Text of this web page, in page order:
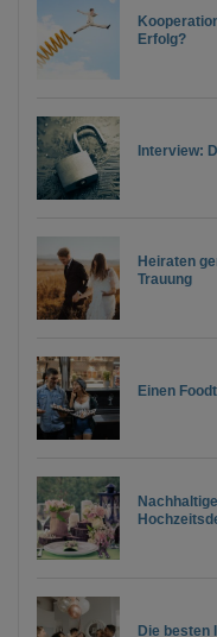
Erfolg?
Interview:
Heiraten
Trauung
Einen
Die besten